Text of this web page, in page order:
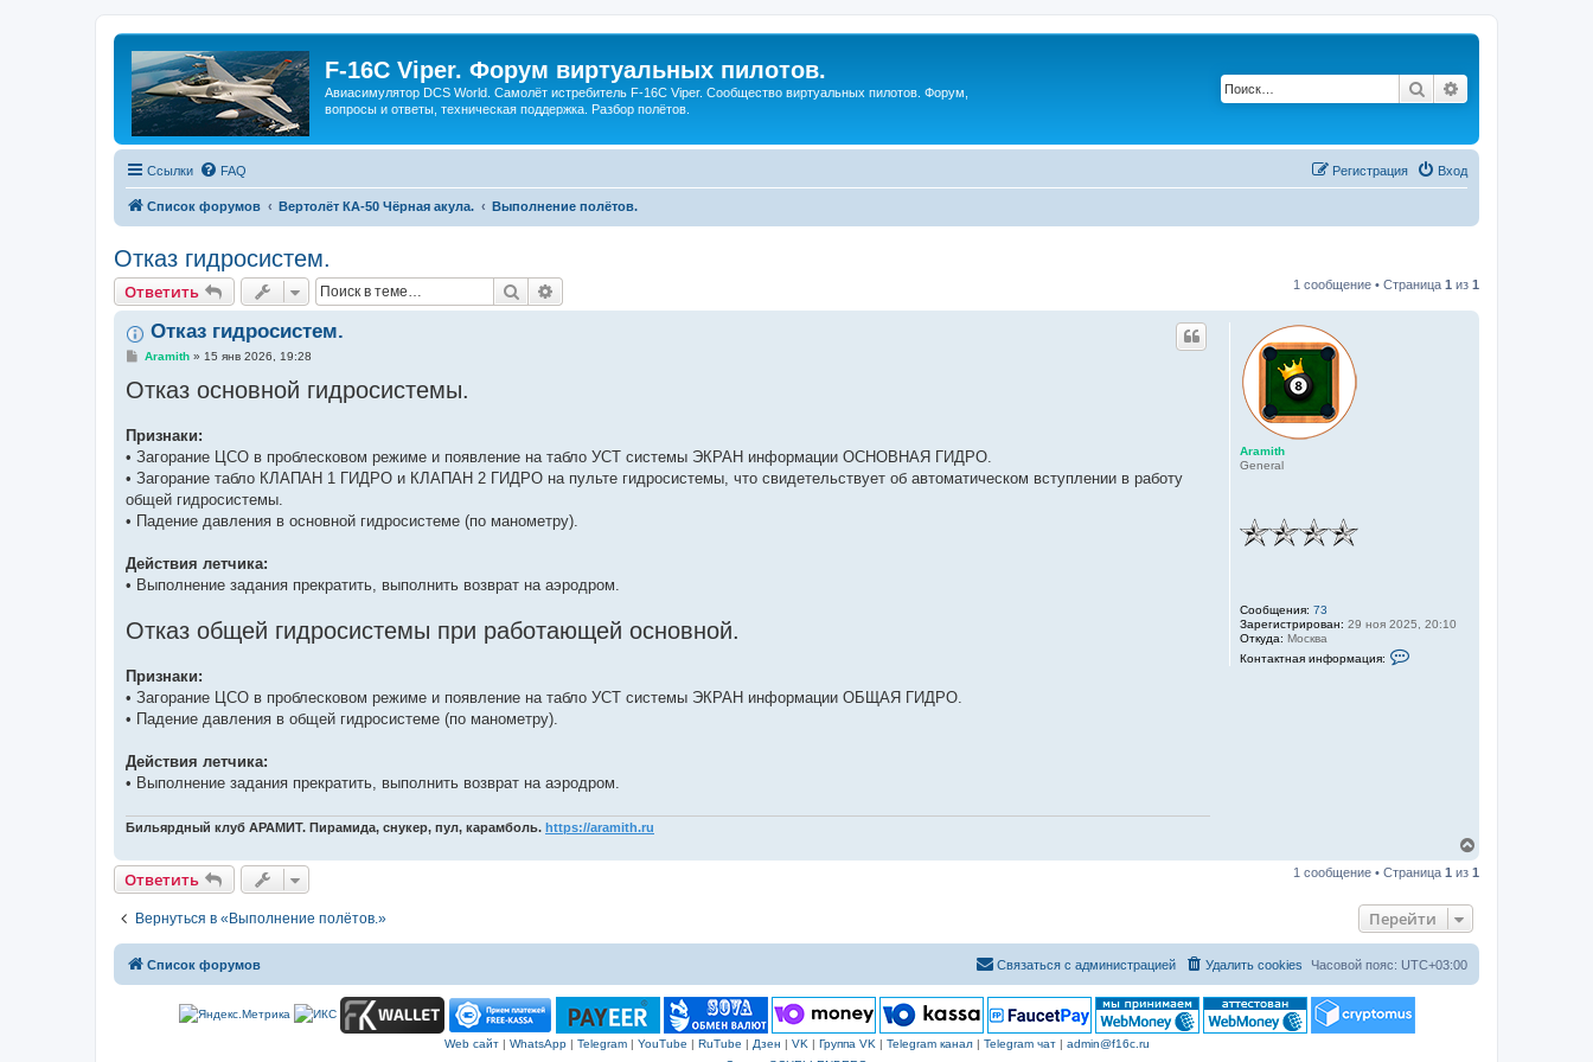
F-16C Viper. Форум виртуальных пилотов.
Авиасимулятор DCS World. Самолёт истребитель F-16C Viper. Сообщество виртуальных пилотов. Форум,
вопросы и ответы, техническая поддержка. Разбор полётов.
Поиск
Ссылки FAQ Вход
Регистрация
Список форумов Вертолёт КА-50 Чёрная акула. Выполнение полётов.
Отказ гидросистем.
Ответить Поиск 1 сообщение • Страница 1 из 1
Aramith
General
Сообщения: 73
Зарегистрирован: 29 ноя 2025, 20:10
Откуда: Москва
Контактная информация:
м
а
и
я
п
л
в
а
Отказ гидросистем.
С
о
б
н
и
Aramith» 15 янв 2026, 19:28
Отказ основной гидросистемы.
Признаки:
• Загорание ЦСО в проблесковом режиме и появление на табло УСТ системы ЭКРАН информации ОСНОВНАЯ ГИДРО.
• Загорание табло КЛАПАН 1 ГИДРО и КЛАПАН 2 ГИДРО на пульте гидросистемы, что свидетельствует об автоматическом вступлении в работу
общей гидросистемы.
• Падение давления в основной гидросистеме (по манометру).
Действия летчика:
• Выполнение задания прекратить, выполнить возврат на аэродром.
Отказ общей гидросистемы при работающей основной.
Признаки:
• Загорание ЦСО в проблесковом режиме и появление на табло УСТ системы ЭКРАН информации ОБЩАЯ ГИДРО.
• Падение давления в общей гидросистеме (по манометру).
Действия летчика:
• Выполнение задания прекратить, выполнить возврат на аэродром.
Бильярдный клуб АРАМИТ. Пирамида, снукер, пул, карамболь. https://aramith.ru
р
я
Ответить 1 сообщение • Страница 1 из 1
Вернуться в «Выполнение полётов.» Перейти
Список форумов Часовой пояс: UTC+03:00
Удалить cookies
Связаться с администрацией
Web сайт| WhatsApp| Telegram| YouTube | RuTube | Дзен | VK | Группа VK | Telegram канал| Telegram чат| admin@f16c.ru